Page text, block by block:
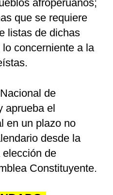
afroperuanos;
que se requiere
listas de dichas
concerniente a la
de
aprueba el
en un plazo no
desde la
de
Constituyente.